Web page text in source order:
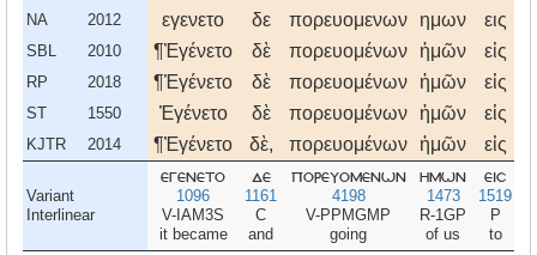
NA 2012 εγενετο δε πορευομενων ημων εις
SBL 2010 ¶Ἐγένετο δὲ πορευομένων ἡμῶν εἰς
RP 2018 ¶Ἐγένετο δὲ πορευομένων ἡμῶν εἰς
ST 1550 Ἐγένετο δὲ πορευομένων ἡμῶν εἰς
KJTR 2014 ¶Ἐγένετο δὲ, πορευομένων ἡμῶν εἰς
Variant
Interlinear
εγενετο
1096
V-IAM3S
it became
δε
1161
C
and
πορευομενων
4198
V-PPMGMP
going
ημων
1473
R-1GP
of us
εισ
1519
P
to